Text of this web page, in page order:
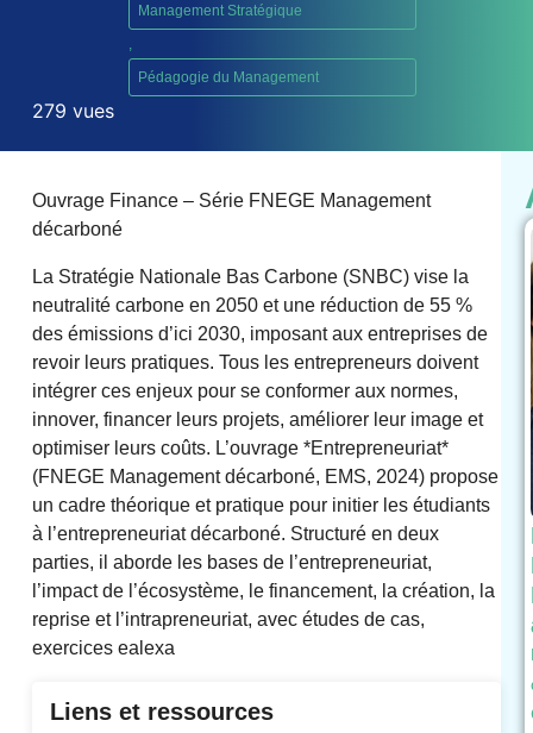
Management Stratégique
Pédagogie du Management
279 vues
Ouvrage Finance – Série FNEGE Management
décarboné
La Stratégie Nationale Bas Carbone (SNBC) vise la
neutralité carbone en 2050 et une réduction de 55 %
des émissions d’ici 2030, imposant aux entreprises de
revoir leurs pratiques. Tous les entrepreneurs doivent
intégrer ces enjeux pour se conformer aux normes,
innover, financer leurs projets, améliorer leur image et
optimiser leurs coûts. L’ouvrage *Entrepreneuriat*
(FNEGE Management décarboné, EMS, 2024) propose
un cadre théorique et pratique pour initier les étudiants
à l’entrepreneuriat décarboné. Structuré en deux
parties, il aborde les bases de l’entrepreneuriat,
l’impact de l’écosystème, le financement, la création, la
reprise et l’intrapreneuriat, avec études de cas,
exercices ealexa
Liens et ressources